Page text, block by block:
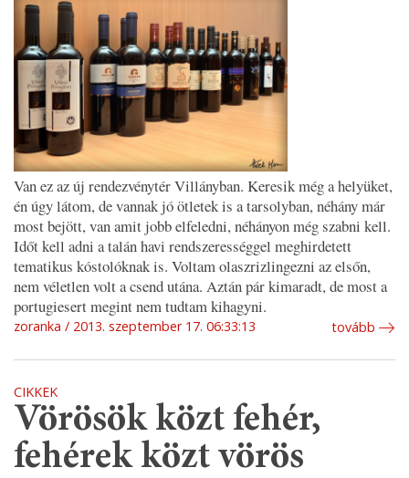
Van ez az új rendezvénytér Villányban. Keresik még a helyüket,
én úgy látom, de vannak jó ötletek is a tarsolyban, néhány már
most bejött, van amit jobb elfeledni, néhányon még szabni kell.
Időt kell adni a talán havi rendszerességgel meghirdetett
tematikus kóstolóknak is. Voltam olaszrizlingezni az elsőn,
nem véletlen volt a csend utána. Aztán pár kimaradt, de most a
portugiesert megint nem tudtam kihagyni.
zoranka 2013. szeptember 17. 06:33:13 tovább
CIKKEK
Vörösök közt fehér,
fehérek közt vörös